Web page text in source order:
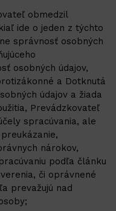
obmedzil
ide o jeden z týchto
správnosť osobných
osobných údajov,
a Dotknutá
údajov a žiada
Prevádzkovateľ
spracúvania, ale
nárokov,
podľa článku
či oprávnené
prevažujú nad